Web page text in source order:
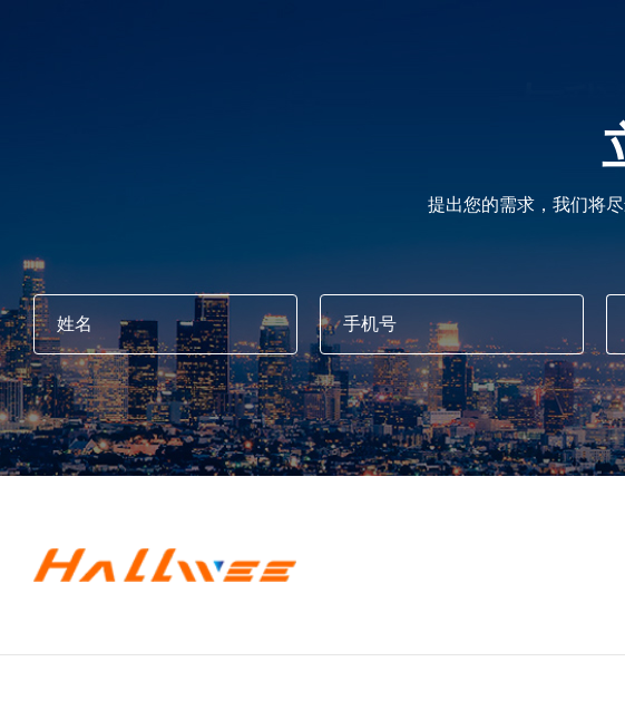
提出您的需求，我们将